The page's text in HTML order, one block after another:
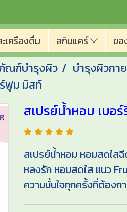
เครืองดื่ม สกินแคร์ ขอ
ณฑ์บำรุงผิว
บำรุงผิวกาย
ฟูม มิสท์
สเปรย์น้ำหอม เบอ
สเปรย์น้ำหอม หอมสดใส
หลงรัก หอมสดใส แนว
ความมั่นใจทุกครั้งที่ต้องก